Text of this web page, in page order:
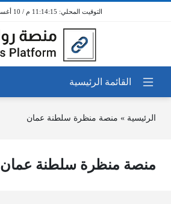
11:14:15 م / 10 أغسطس 2026
الرئيسية » منصة منظرة سلطنة عمان
منصة منظرة سلطنة عمان